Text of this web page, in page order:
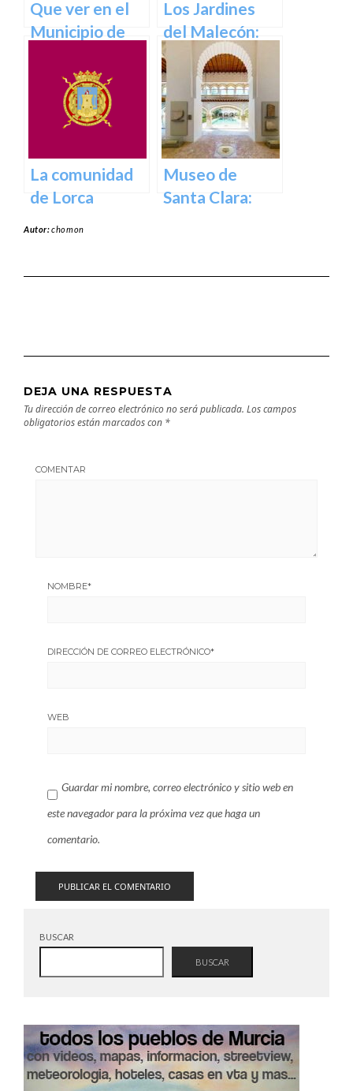
Que ver en el
Municipio de
Murcia en
Murcia
Los Jardines
del Malecón:
Un Oasis en la
Ciudad.
La comunidad
de Lorca
Museo de
Santa Clara:
Autor:chomon
DEJA UNA RESPUESTA
Tu dirección de correo electrónico no será publicada. Los campos
obligatorios están marcados con *
COMENTAR
NOMBRE*
DIRECCIÓN DE CORREO ELECTRÓNICO*
WEB
Guardar mi nombre, correo electrónico y sitio web en
este navegador para la próxima vez que haga un
comentario.
BUSCAR
BUSCAR